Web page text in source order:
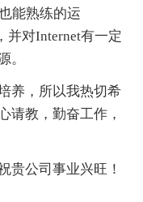
能熟练的运
并对Internet有一定
。
养，所以我热切希
请教，勤奋工作，
贵公司事业兴旺！